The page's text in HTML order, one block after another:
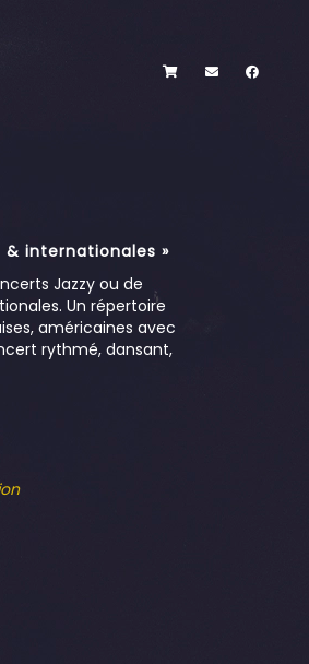
& internationales »
Jazzy ou de
Un répertoire
américaines avec
rythmé, dansant,